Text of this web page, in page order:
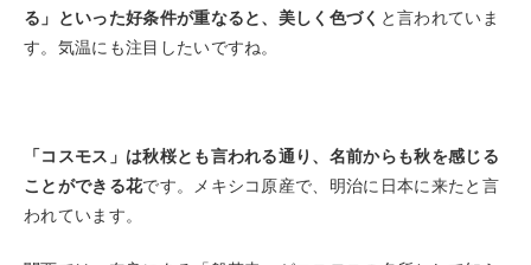
る」といった好条件が重なると、美しく色づく と言われていま
す。気温にも注目したいですね。
「コスモス」は秋桜とも言われる通り、名前からも秋を感じる
ことができる花です。メキシコ原産で、明治に日本に来たと言
われています。